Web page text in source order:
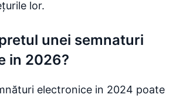
lor.
unei semnaturi
in 2026?
electronice in 2024 poate